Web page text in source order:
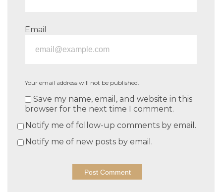
Email
Your email address will not be published.
Save my name, email, and website in this
browser for the next time I comment.
Notify me of follow-up comments by email.
Notify me of new posts by email.